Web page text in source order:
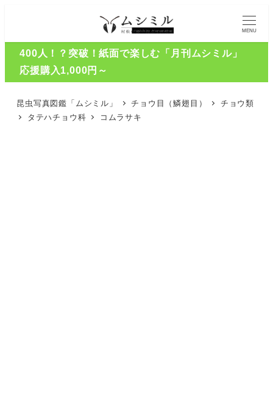
MENU
400人！？突破！紙面で楽しむ「月刊ムシミル」
応援購入1,000円～
昆虫写真図鑑「ムシミル」 チョウ目（鱗翅目）
チョウ類
タテハチョウ科
コムラサキ